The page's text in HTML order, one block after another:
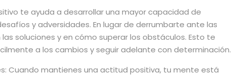
te ayuda a desarrollar una mayor capacidad de
y adversidades. En lugar de derrumbarte ante las
soluciones y en cómo superar los obstáculos. Esto te
a los cambios y seguir adelante con determinación.
Cuando mantienes una actitud positiva, tu mente está